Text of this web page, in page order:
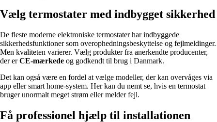
Vælg termostater med indbygget sikkerhed
De fleste moderne elektroniske termostater har indbyggede
sikkerhedsfunktioner som overophedningsbeskyttelse og fejlmeldinger.
Men kvaliteten varierer. Vælg produkter fra anerkendte producenter,
der erCE-mærkede og godkendt til brug i Danmark.
Det kan også være en fordel at vælge modeller, der kan overvåges via
app eller smart home-system. Her kan du nemt se, hvis en termostat
bruger unormalt meget strøm eller melder fejl.
Få professionel hjælp til installationen